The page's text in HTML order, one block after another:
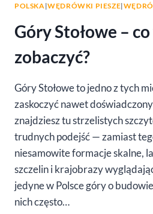
POLSKA |WĘDRÓWKI PIESZE|
Góry Stołowe –
zobaczyć?
Góry Stołowe to jedno z tych
zaskoczyć nawet
znajdziesz tu strzelistych
trudnych podejść — zamiast
niesamowite formacje skalne,
szczelin i krajobrazy
jedyne w Polsce góry o
nich często…